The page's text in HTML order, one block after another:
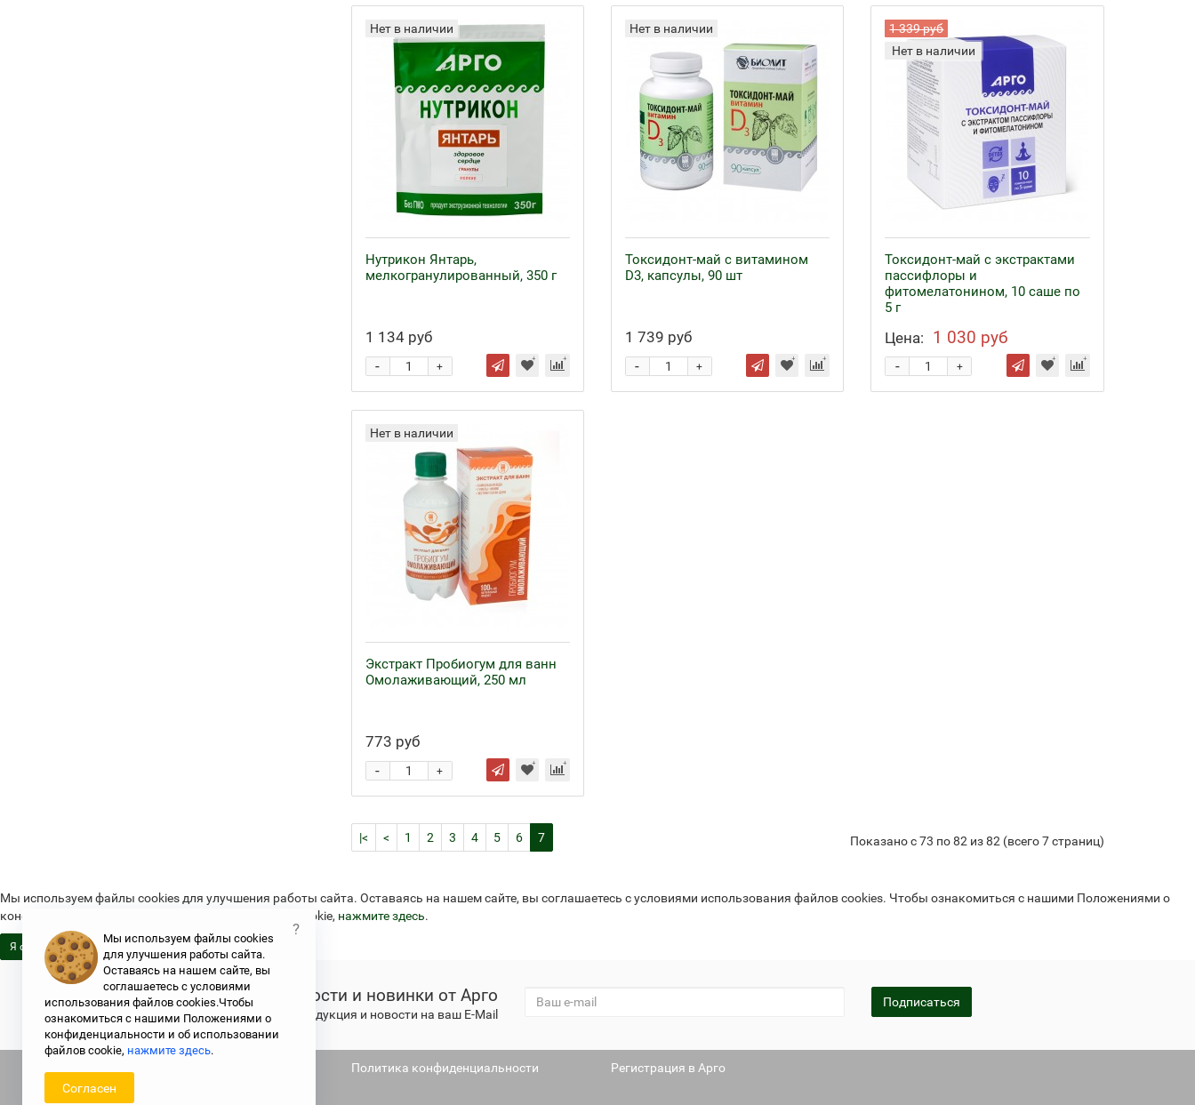
Нет в наличии
Нутрикон Янтарь,
мелкогранулированный, 350 г
1 134 руб
+
-
Нет в наличии
Токсидонт-май с витамином
D3, капсулы, 90 шт
1 739 руб
+
-
1 339 руб
Нет в наличии
Токсидонт-май с экстрактами
пассифлоры и
фитомелатонином, 10 саше по
5 г
Цена: 1 030 руб
+
-
Нет в наличии
Экстракт Пробиогум для ванн
Омолаживающий, 250 мл
773 руб
+
-
|< < 1 2 3 4 5 6 7 Показано с 73 по 82 из 82 (всего 7 страниц)
Мы используем файлы cookies для улучшения работы сайта. Оставаясь на нашем сайте, вы соглашаетесь с условиями использования файлов cookies. Чтобы ознакомиться с нашими Положениями о
конфиденциальности и об использовании файлов cookie, нажмите здесь.
Я согласен
Новости и новинки от Арго
Свежая продукция и новости на ваш E-Mail
Подписаться
Политика конфиденциальности Регистрация в Арго
Мы используем файлы cookies
для улучшения работы сайта.
Оставаясь на нашем сайте, вы
соглашаетесь с условиями
использования файлов cookies.Чтобы
ознакомиться с нашими Положениями о
конфиденциальности и об использовании
файлов cookie, нажмите здесь.
Согласен
?